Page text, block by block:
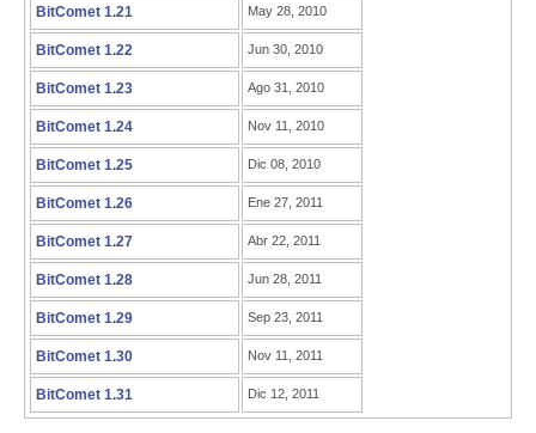
BitComet 1.21 May 28, 2010
BitComet 1.22 Jun 30, 2010
BitComet 1.23 Ago 31, 2010
BitComet 1.24 Nov 11, 2010
BitComet 1.25 Dic 08, 2010
BitComet 1.26 Ene 27, 2011
BitComet 1.27 Abr 22, 2011
BitComet 1.28 Jun 28, 2011
BitComet 1.29 Sep 23, 2011
BitComet 1.30 Nov 11, 2011
BitComet 1.31 Dic 12, 2011